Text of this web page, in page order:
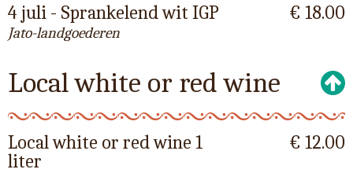
4 juli - Sprankelend wit IGP
Jato-landgoederen
€ 18.00
Local white or red wine
Local white or red wine 1
liter
€ 12.00